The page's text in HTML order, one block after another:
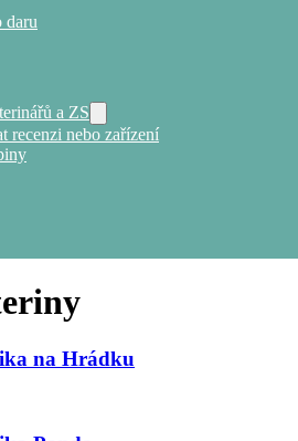
daru
a ZS
recenzi nebo zařízení
na Hrádku